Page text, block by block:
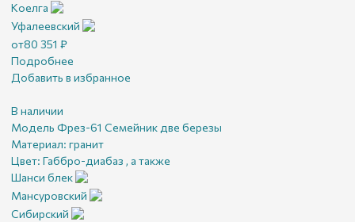
Коелга
Уфалеевский
от80 351 ₽
Подробнее
Добавить в избранное
В наличии
Модель Фрез-61 Семейник две березы
Материал: гранит
Цвет: Габбро-диабаз , а также
Шанси блек
Мансуровский
Сибирский